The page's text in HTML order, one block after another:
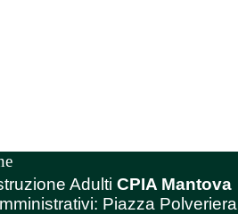
Adulti CPIA Mantova
Piazza